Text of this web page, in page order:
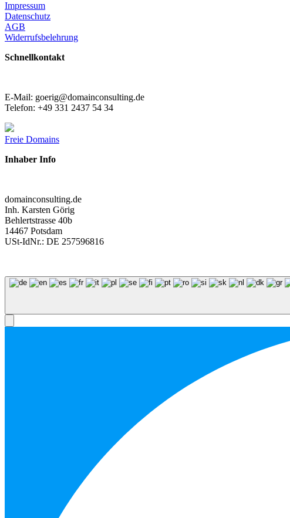
Impressum
Datenschutz
AGB
Widerrufsbelehrung
Schnellkontakt
E-Mail: goerig@domainconsulting.de
Telefon: +49 331 2437 54 34
Freie Domains
Inhaber Info
domainconsulting.de
Inh. Karsten Görig
Behlertstrasse 40b
14467 Potsdam
USt-IdNr.: DE 257596816